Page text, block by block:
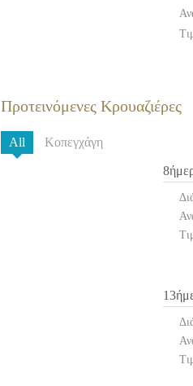
Προτεινόμενες Κρουαζιέρες
All Κοπεγχάγη